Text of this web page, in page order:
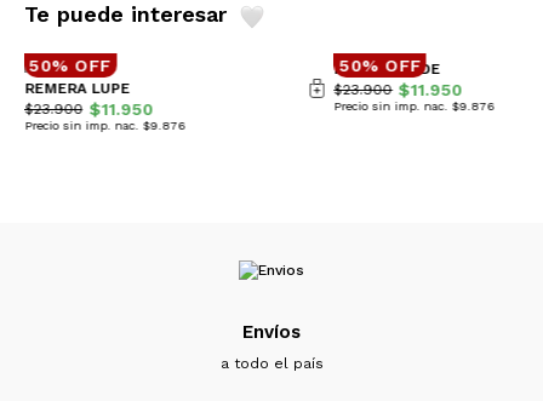
Te puede interesar
50% OFF
REMERA LUPE
$23.900 $11.950
Precio sin imp. nac. $9.876
50% OFF
REMERA JADE
$23.900 $11.950
Precio sin imp. nac. $9.876
Envíos
a todo el país